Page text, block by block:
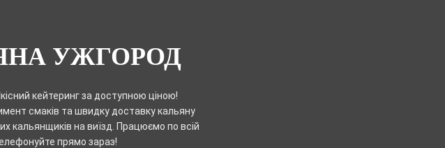
УЖГОРОД
кейтеринг за доступною ціною!
смаків та швидку доставку кальяну
кальянщиків на виїзд. Працюємо по всій
прямо зараз!